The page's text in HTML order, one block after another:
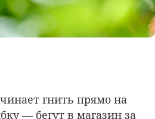
гнить прямо на
— бегут в магазин за